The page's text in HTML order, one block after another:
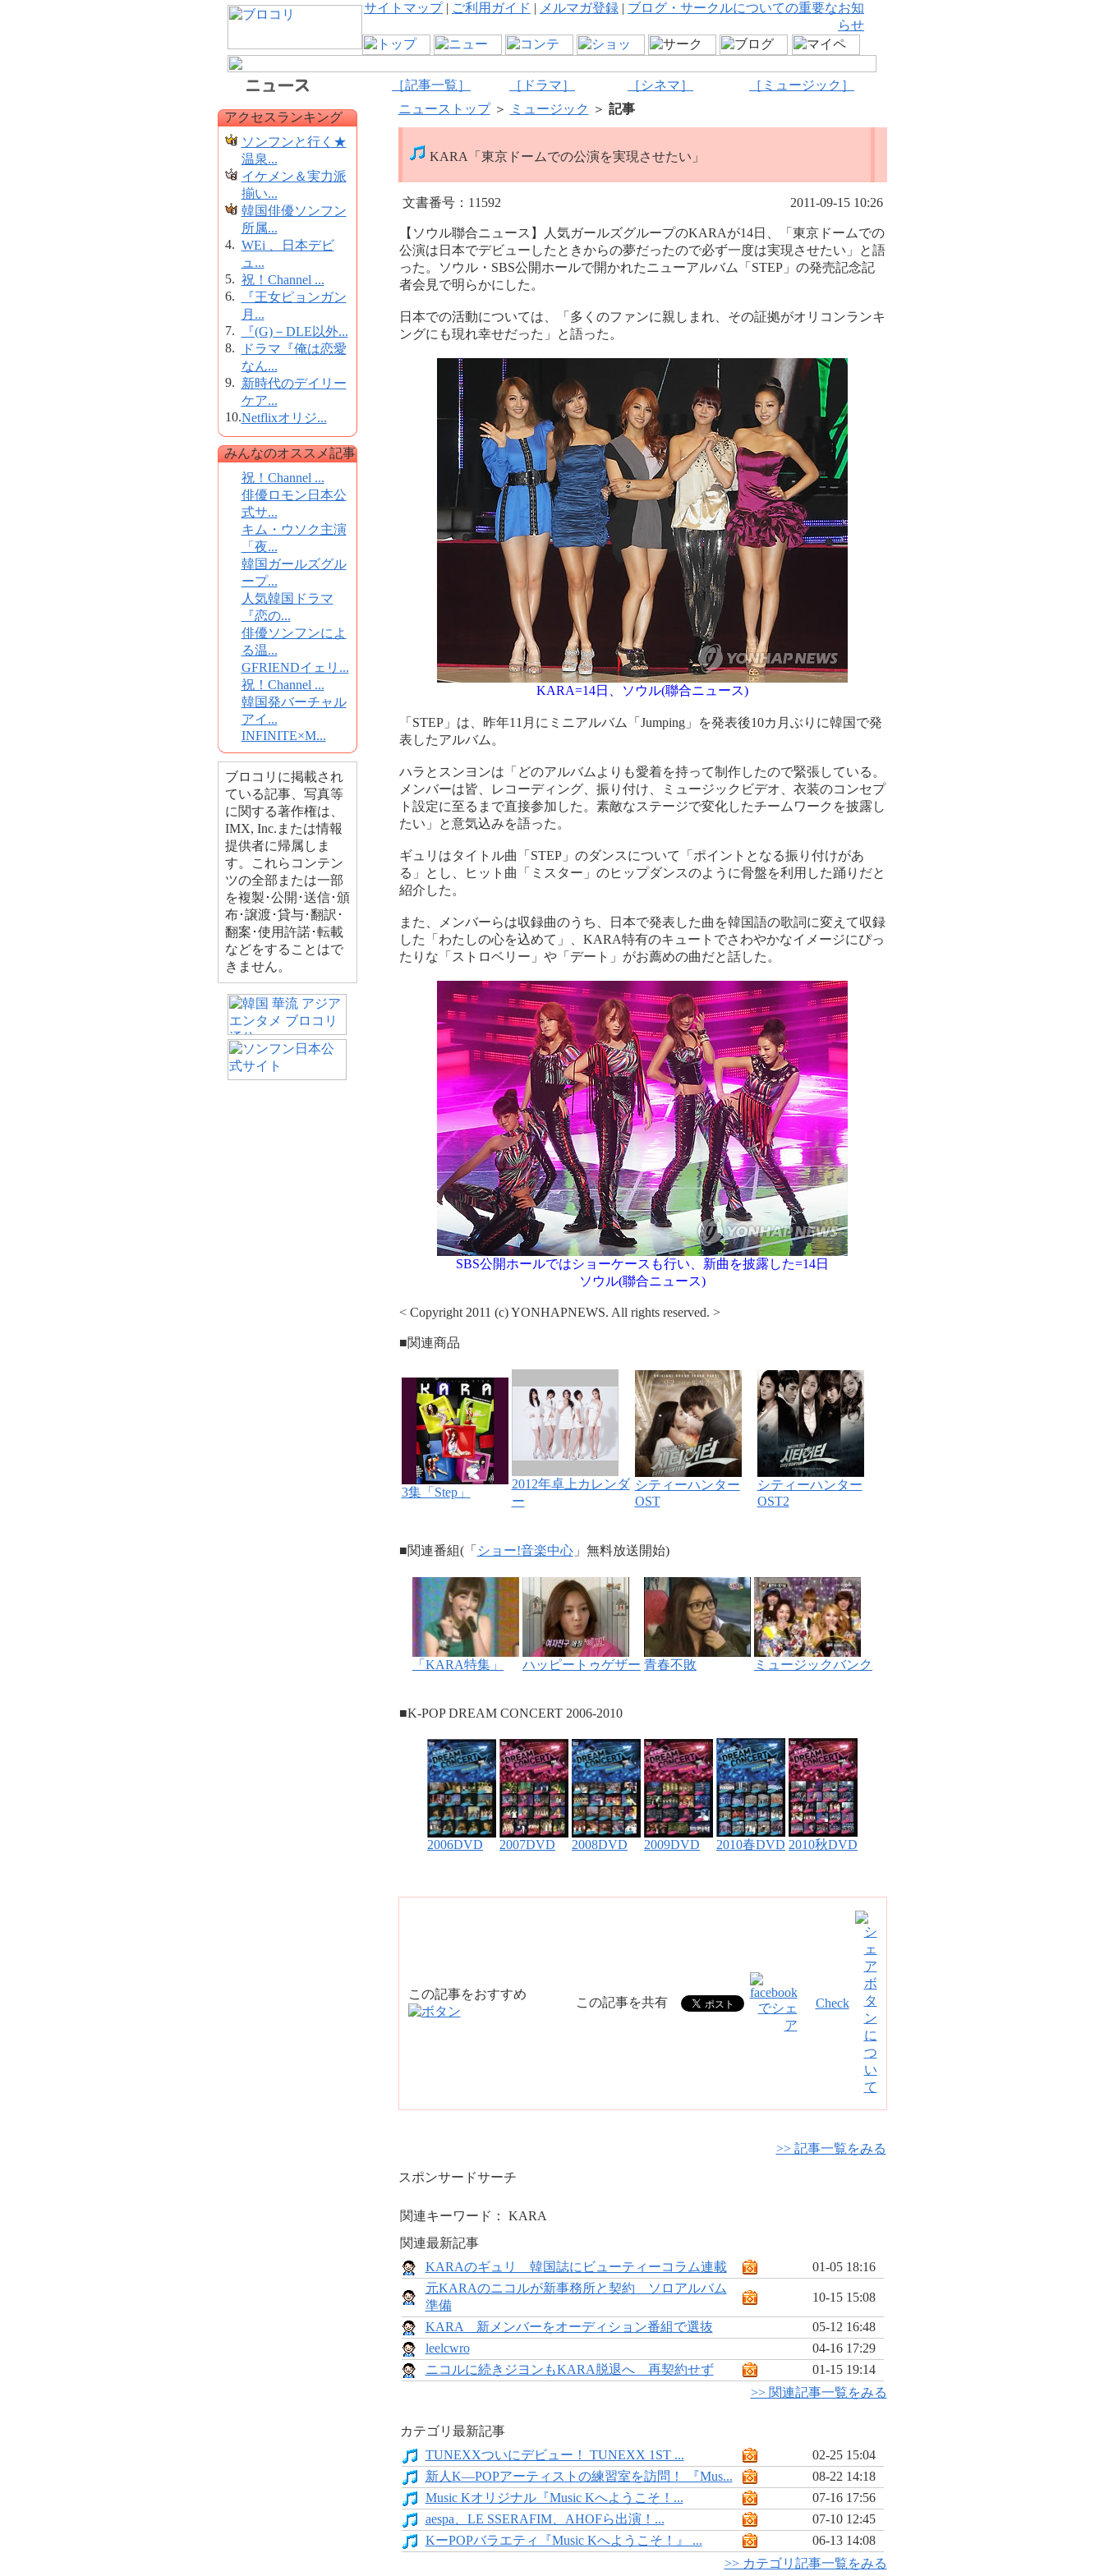
サイトマップ| ご利用ガイド | メルマガ登録 | ブログ・サークルについての重要なお知
らせ
［記事一覧］ ［ドラマ］ ［シネマ］ ［ミュージック］
アクセスランキング
ソンフンと行く★
温泉...
イケメン＆実力派
揃い...
韓国俳優ソンフン
所属...
4. WEi 、日本デビ
ュ...
5. 祝！Channel ...
6.
『王女ピョンガン
月...
7.
『(G)－DLE以外...
8.
ドラマ『俺は恋愛
なん...
9. 新時代のデイリー
ケア...
10.Netflixオリジ...
みんなのオススメ記事
祝！Channel ...
俳優ロモン日本公
式サ...
キム・ウソク主演
「夜...
韓国ガールズグル
ープ...
人気韓国ドラマ
『恋の...
俳優ソンフンによ
る温...
GFRIENDイェリ...
祝！Channel ...
韓国発バーチャル
アイ...
INFINITE×M...
ブロコリに掲載され
ている記事、写真等
に関する著作権は、
IMX, Inc.または情報
提供者に帰属しま
す。これらコンテン
ツの全部または一部
を複製･公開･送信･頒
布･譲渡･貸与･翻訳･
翻案･使用許諾･転載
などをすることはで
きません。
ニューストップ＞ ミュージック ＞ 記事
KARA「東京ドームでの公演を実現させたい」
文書番号：11592 2011-09-15 10:26
【ソウル聯合ニュース】人気ガールズグループのKARAが14日、「東京ドームでの
公演は日本でデビューしたときからの夢だったので必ず一度は実現させたい」と語
った。ソウル・SBS公開ホールで開かれたニューアルバム「STEP」の発売記念記
者会見で明らかにした。
日本での活動については、「多くのファンに親しまれ、その証拠がオリコンランキ
ングにも現れ幸せだった」と語った。
KARA=14日、ソウル(聯合ニュース)
「STEP」は、昨年11月にミニアルバム「Jumping」を発表後10カ月ぶりに韓国で発
表したアルバム。
ハラとスンヨンは「どのアルバムよりも愛着を持って制作したので緊張している。
メンバーは皆、レコーディング、振り付け、ミュージックビデオ、衣装のコンセプ
ト設定に至るまで直接参加した。素敵なステージで変化したチームワークを披露し
たい」と意気込みを語った。
ギュリはタイトル曲「STEP」のダンスについて「ポイントとなる振り付けがあ
る」とし、ヒット曲「ミスター」のヒップダンスのように骨盤を利用した踊りだと
紹介した。
また、メンバーらは収録曲のうち、日本で発表した曲を韓国語の歌詞に変えて収録
した「わたしの心を込めて」、KARA特有のキュートでさわやかなイメージにぴっ
たりな「ストロベリー」や「デート」がお薦めの曲だと話した。
SBS公開ホールではショーケースも行い、新曲を披露した=14日
ソウル(聯合ニュース)
< Copyright 2011 (c) YONHAPNEWS. All rights reserved. >
■関連商品
3集「Step」
2012年卓上カレンダ
ー
シティーハンター
OST
シティーハンター
OST2
■関連番組(「 ショー!音楽中心」無料放送開始)
「KARA特集」 ハッピートゥゲザー 青春不敗 ミュージックバンク
■K-POP DREAM CONCERT 2006-2010
2006DVD 2007DVD 2008DVD 2009DVD 2010春DVD 2010秋DVD
この記事をおすすめ
この記事を共有 Check
>> 記事一覧をみる
スポンサードサーチ
関連キーワード： KARA
関連最新記事
KARAのギュリ 韓国誌にビューティーコラム連載
01-05 18:16
元KARAのニコルが新事務所と契約 ソロアルバム
準備
10-15 15:08
KARA 新メンバーをオーディション番組で選抜
05-12 16:48
leelcwro
04-16 17:29
ニコルに続きジヨンもKARA脱退へ 再契約せず
01-15 19:14
>> 関連記事一覧をみる
カテゴリ最新記事
TUNEXXついにデビュー！ TUNEXX 1ST ...
02-25 15:04
新人K―POPアーティストの練習室を訪問！ 『Mus...
08-22 14:18
Music Kオリジナル『Music Kへようこそ！...
07-16 17:56
aespa、LE SSERAFIM、AHOFら出演！...
07-10 12:45
KーPOPバラエティ『Music Kへようこそ！』 ...
06-13 14:08
>> カテゴリ記事一覧をみる